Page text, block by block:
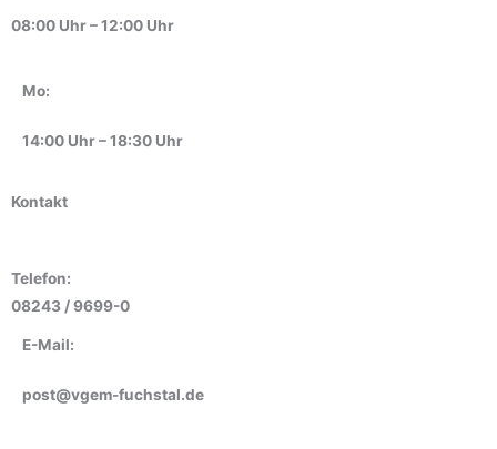
Kontakt
Telefon:
08243 / 9699-0
E-Mail:
post@vgem-fuchstal.de
08:00 Uhr – 12:00 Uhr
Mo:
14:00 Uhr – 18:30 Uhr